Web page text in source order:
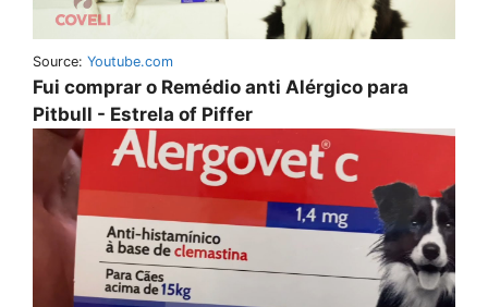
Source: Youtube.com
Fui comprar o Remédio anti Alérgico para
Pitbull - Estrela of Piffer